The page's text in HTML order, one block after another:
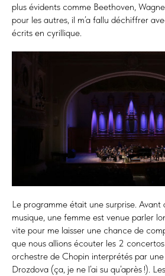
plus évidents comme Beethoven,
pour les autres, il m’a fallu déchiffrer
écrits en cyrillique.
Le programme était une surprise. Avant
musique, une femme est venue parler
vite pour me laisser une chance de
que nous allions écouter les 2
orchestre de Chopin interprétés par
Drozdova (ça, je ne l’ai su qu’après !).